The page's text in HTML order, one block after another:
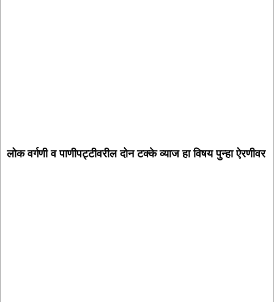
लोक वर्गणी व पाणीपट्टीवरील दोन टक्के व्याज हा विषय पुन्हा ऐरणीवर